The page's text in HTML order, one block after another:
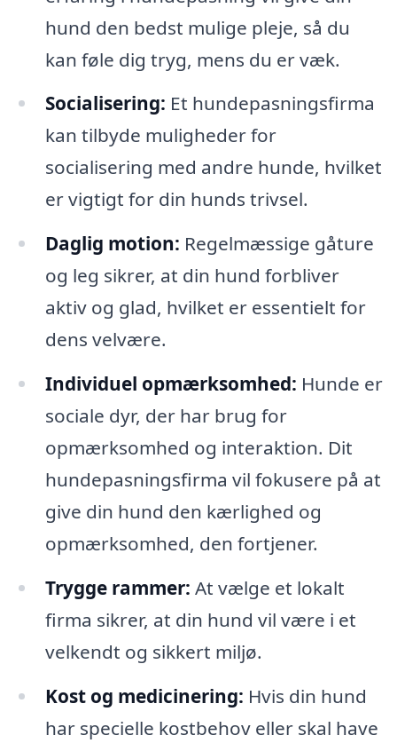
hund den bedst mulige pleje, så du
kan føle dig tryg, mens du er væk.
Socialisering: Et hundepasningsfirma
kan tilbyde muligheder for
socialisering med andre hunde, hvilket
er vigtigt for din hunds trivsel.
Daglig motion: Regelmæssige gåture
og leg sikrer, at din hund forbliver
aktiv og glad, hvilket er essentielt for
dens velvære.
Individuel opmærksomhed: Hunde er
sociale dyr, der har brug for
opmærksomhed og interaktion. Dit
hundepasningsfirma vil fokusere på at
give din hund den kærlighed og
opmærksomhed, den fortjener.
Trygge rammer: At vælge et lokalt
firma sikrer, at din hund vil være i et
velkendt og sikkert miljø.
Kost og medicinering: Hvis din hund
har specielle kostbehov eller skal have